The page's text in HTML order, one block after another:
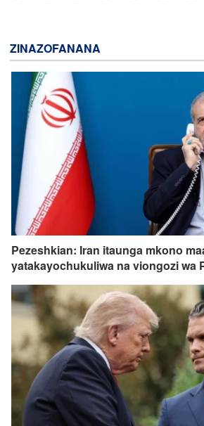
ZINAZOFANANA
Pezeshkian: Iran itaunga mkono
yatakayochukuliwa na viongozi wa